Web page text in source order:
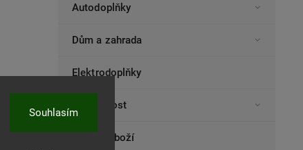
Souhlasím
Autodoplňky
Dům a zahrada
Elektrodoplňky
Domácnost
Ostatní zboží